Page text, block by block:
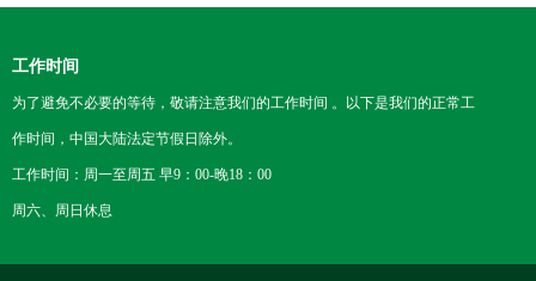
工作时间
为了避免不必要的等待，敬请注意我们的工作时间 。以下是我们的正常工
作时间，中国大陆法定节假日除外。
工作时间：周一至周五 早9：00-晚18：00
周六、周日休息